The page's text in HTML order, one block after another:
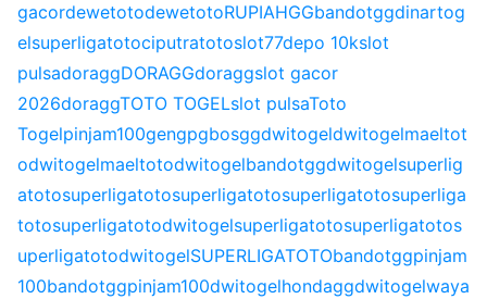
gacordewetotodewetotoRUPIAHGGbandotggdinartog
elsuperligatotociputratotoslot77depo 10kslot
pulsadoraggDORAGGdoraggslot gacor
2026doraggTOTO TOGELslot pulsaToto
Togelpinjam100gengpgbosggdwitogeldwitogelmaeltot
odwitogelmaeltotodwitogelbandotggdwitogelsuperlig
atotosuperligatotosuperligatotosuperligatotosuperliga
totosuperligatotodwitogelsuperligatotosuperligatotos
uperligatotodwitogelSUPERLIGATOTObandotggpinjam
100bandotggpinjam100dwitogelhondaggdwitogelwaya